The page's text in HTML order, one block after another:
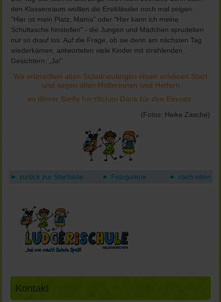
den Klassenraum wollten die Erstklässler noch mal zeigen.
"Hier ist mein Platz, Mama" oder "Hier kann ich meine
Schultasche hinstellen" - die Jungen und Mädchen sprudelten
nur so drauf los. Auf die Frage, ob sie denn am nächsten Tag
wiederkämen, antworteten viele Kinder mit strahlenden
Gesichtern: „Ja!“
Wir wünschen allen Schulneulingen einen schönen Start
und sagen allen Helferinnen und Helfern
an dieser Stelle herzlichen Dank für den Einsatz.
(Fotos: Heike Zasche)
► zurück zur Startseite ► Fotogalerie ► nach oben
Kontakt